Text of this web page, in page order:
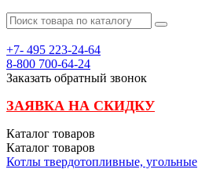
+7- 495 223-24-64
8-800 700-64-24
Заказать обратный звонок
ЗАЯВКА НА СКИДКУ
Каталог товаров
Каталог товаров
Котлы твердотопливные, угольные